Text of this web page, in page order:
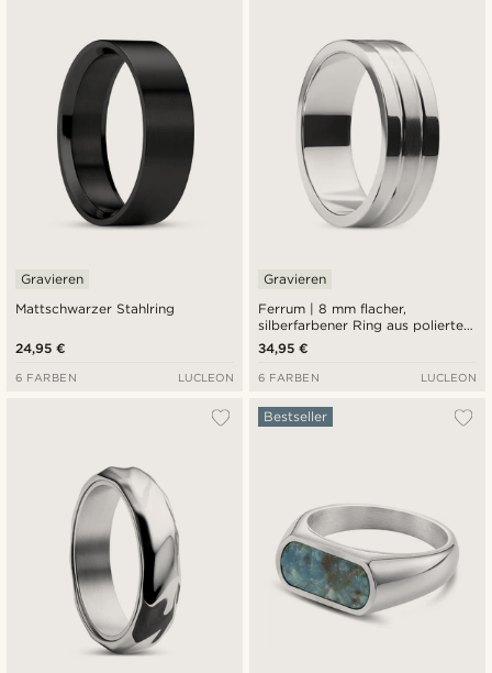
Mattschwarzer Stahlring
Gravieren
24,95 €
6 FARBEN LUCLEON
Ferrum | 8 mm flacher,
silberfarbener Ring aus poliertem
und gebürstetem Edelstahl mit
zwei Rillen
Gravieren
34,95 €
6 FARBEN LUCLEON
Bestseller